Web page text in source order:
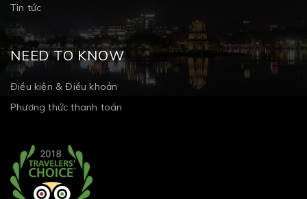
Tin tức
NEED TO KNOW
Điều kiện & Điều khoản
Phương thức thanh toán